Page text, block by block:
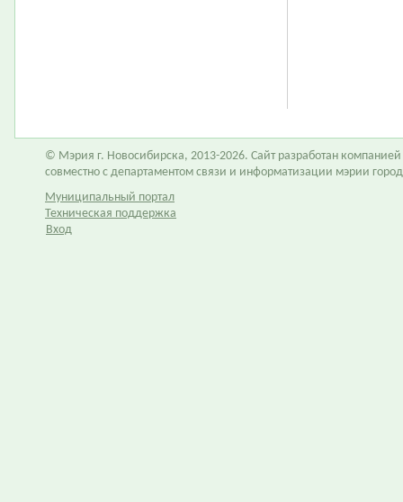
© Мэрия г. Новосибирска, 2013-2026. Сайт разработан компанией
совместно с департаментом связи и информатизации мэрии
Муниципальный портал
Техническая поддержка
Вход